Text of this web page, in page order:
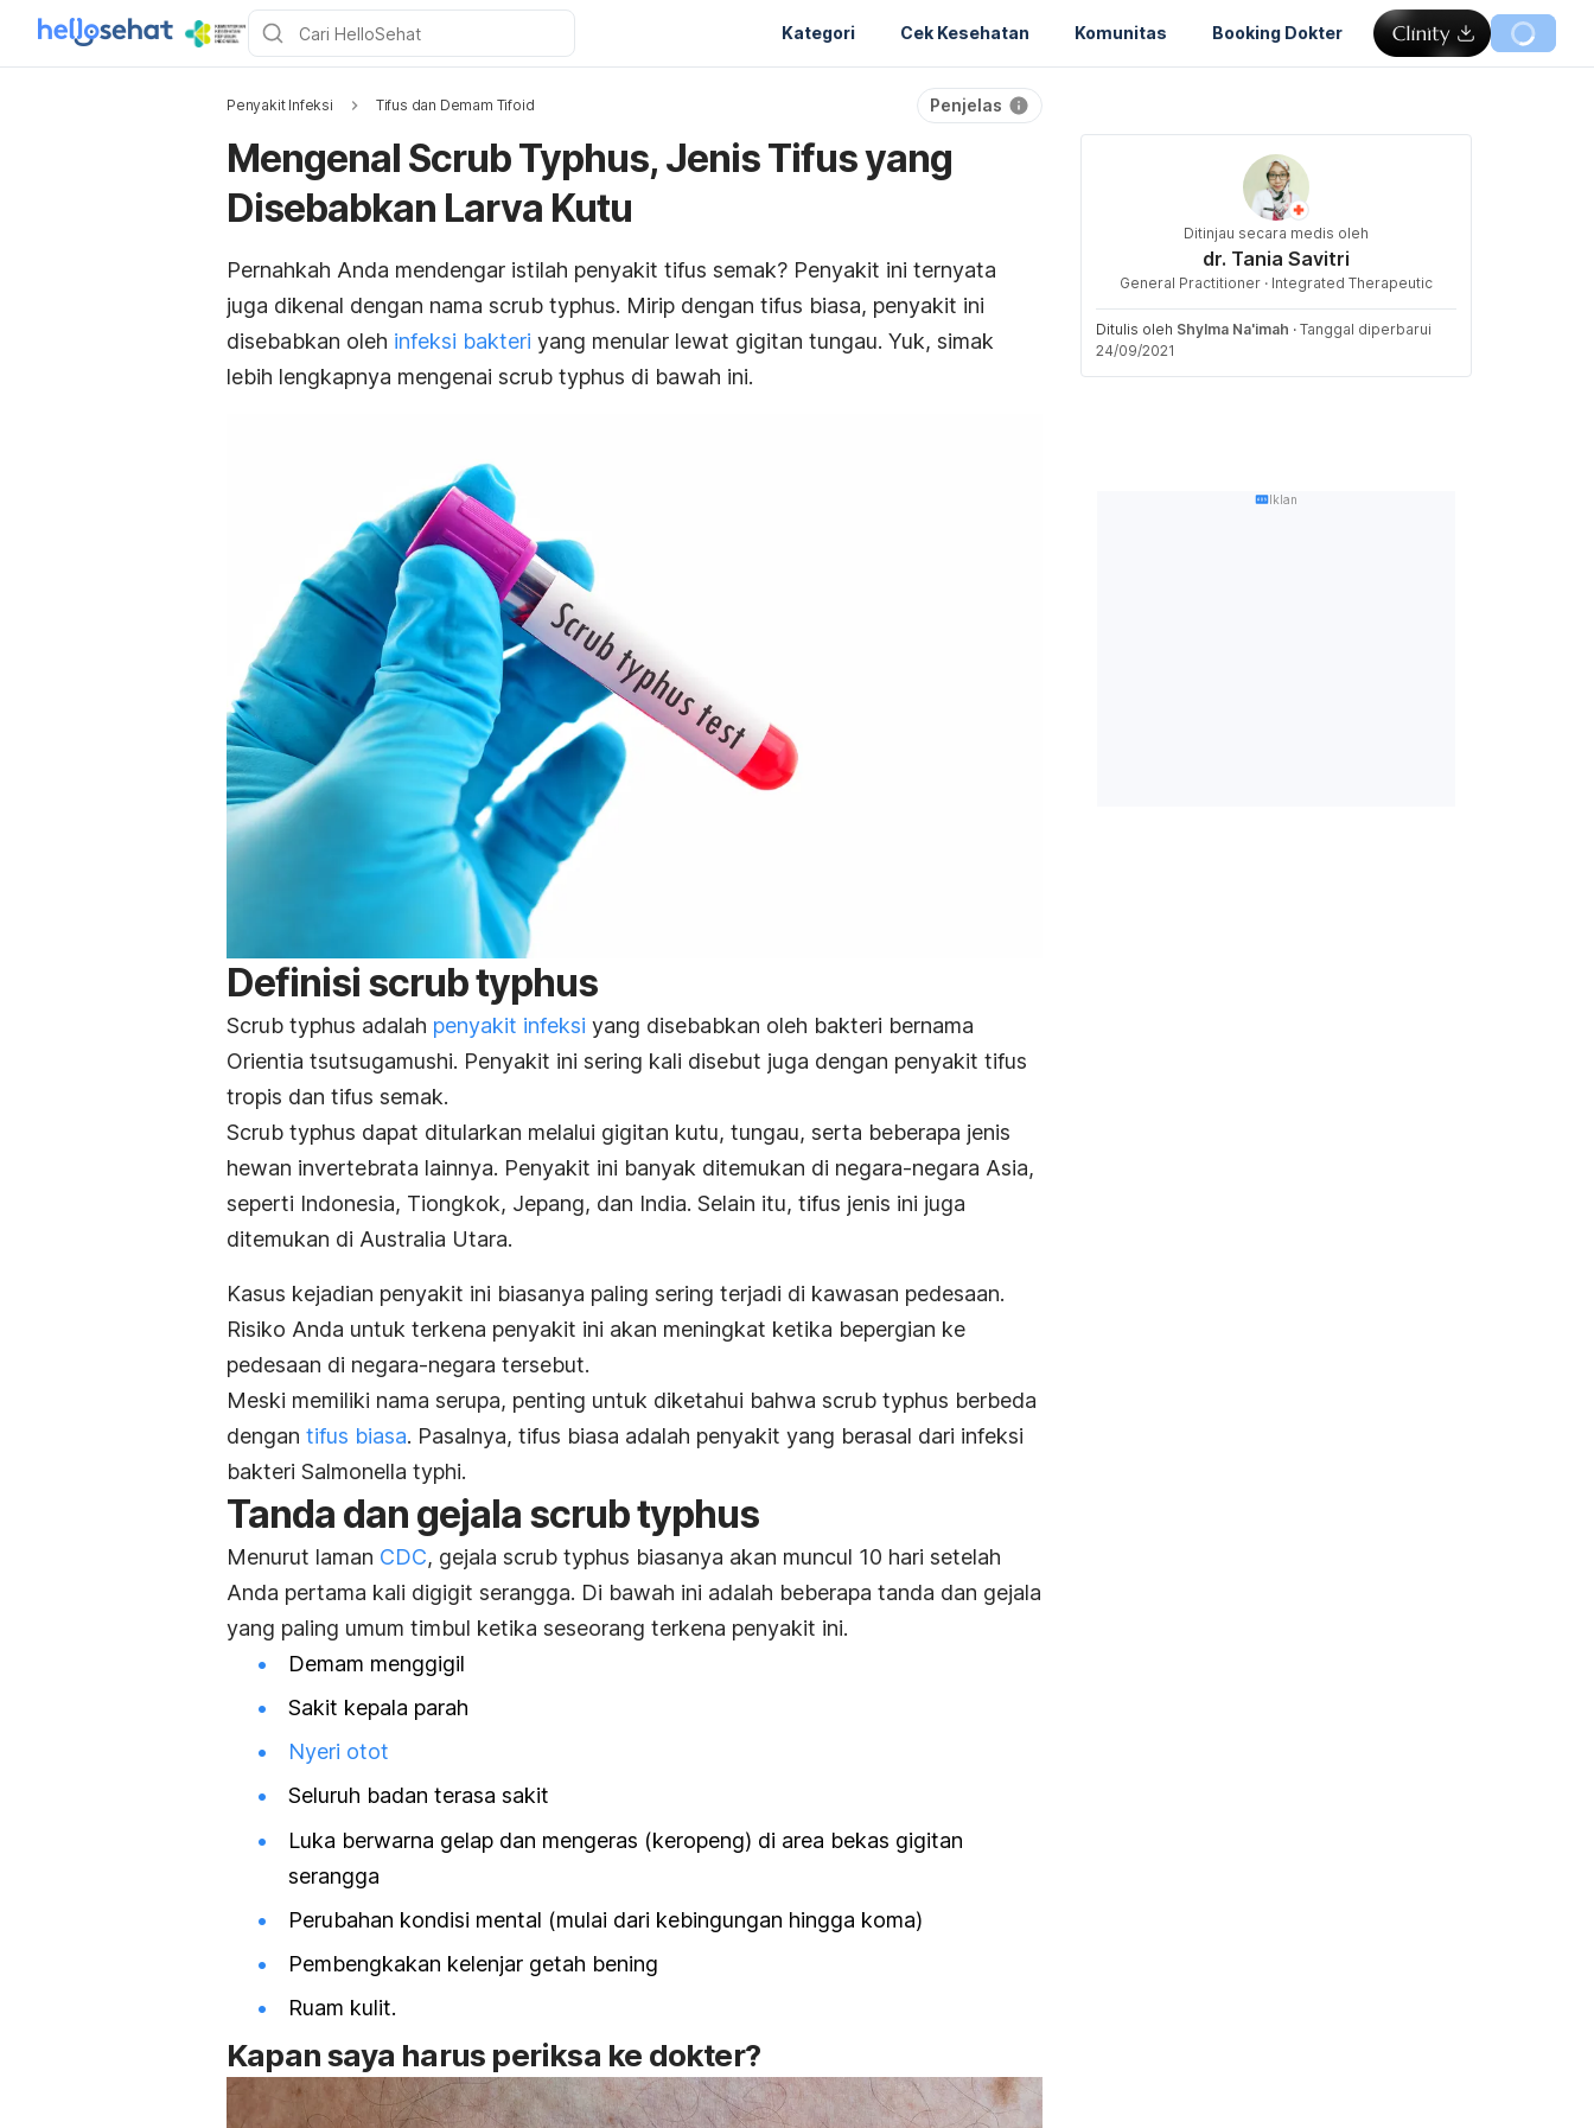
Kategori Cek Kesehatan Komunitas Booking Dokter
Penyakit Infeksi Tifus dan Demam Tifoid Penjelas
Mengenal Scrub Typhus, Jenis Tifus yang
Disebabkan Larva Kutu
Pernahkah Anda mendengar istilah penyakit tifus semak? Penyakit ini ternyata
juga dikenal dengan nama scrub typhus. Mirip dengan tifus biasa, penyakit ini
disebabkan oleh infeksi bakteri yang menular lewat gigitan tungau. Yuk, simak
lebih lengkapnya mengenai scrub typhus di bawah ini.
Definisi scrub typhus
Scrub typhus adalah penyakit infeksi yang disebabkan oleh bakteri bernama
Orientia tsutsugamushi. Penyakit ini sering kali disebut juga dengan penyakit tifus
tropis dan tifus semak.
Scrub typhus dapat ditularkan melalui gigitan kutu, tungau, serta beberapa jenis
hewan invertebrata lainnya. Penyakit ini banyak ditemukan di negara-negara Asia,
seperti Indonesia, Tiongkok, Jepang, dan India. Selain itu, tifus jenis ini juga
ditemukan di Australia Utara.
Kasus kejadian penyakit ini biasanya paling sering terjadi di kawasan pedesaan.
Risiko Anda untuk terkena penyakit ini akan meningkat ketika bepergian ke
pedesaan di negara-negara tersebut.
Meski memiliki nama serupa, penting untuk diketahui bahwa scrub typhus berbeda
dengan tifus biasa. Pasalnya, tifus biasa adalah penyakit yang berasal dari infeksi
bakteri Salmonella typhi.
Tanda dan gejala scrub typhus
Menurut laman CDC, gejala scrub typhus biasanya akan muncul 10 hari setelah
Anda pertama kali digigit serangga. Di bawah ini adalah beberapa tanda dan gejala
yang paling umum timbul ketika seseorang terkena penyakit ini.
Demam menggigil
Sakit kepala parah
Nyeri otot
Seluruh badan terasa sakit
Luka berwarna gelap dan mengeras (keropeng) di area bekas gigitan
serangga
Perubahan kondisi mental (mulai dari kebingungan hingga koma)
Pembengkakan kelenjar getah bening
Ruam kulit.
Kapan saya harus periksa ke dokter?
Ditinjau secara medis oleh
dr. Tania Savitri
General Practitioner · Integrated Therapeutic
Ditulis oleh Shylma Na'imah · Tanggal diperbarui
24/09/2021
Iklan